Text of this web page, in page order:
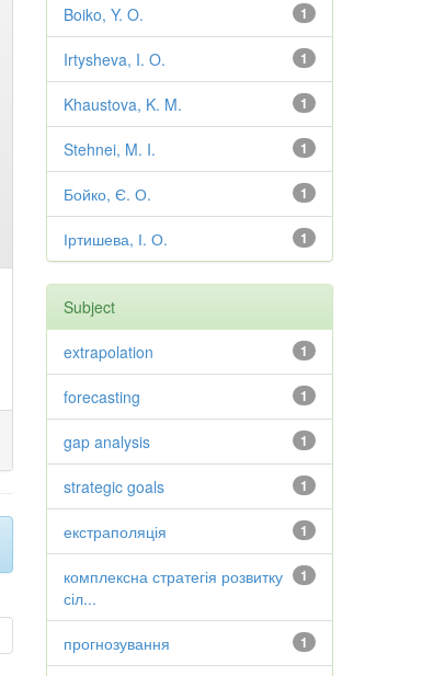
1
Boiko, Y. O.
1
Irtysheva, I. O.
1
Khaustova, K. M.
1
Stehnei, M. I.
1
Бойко, Є. О.
1
Іртишева, І. О.
Subject
1
extrapolation
1
forecasting
1
gap analysis
1
strategic goals
1
екстраполяція
1
комплексна стратегія розвитку
сіл...
1
прогнозування